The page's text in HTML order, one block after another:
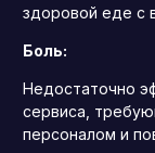
здоровой еде с
Боль:
Недостаточно
сервиса,
персоналом и